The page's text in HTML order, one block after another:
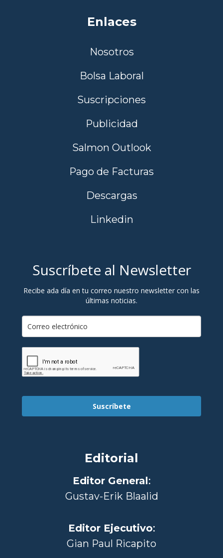
Enlaces
Nosotros
Bolsa Laboral
Suscripciones
Publicidad
Salmon Outlook
Pago de Facturas
Descargas
Linkedin
Suscríbete al Newsletter
Recibe ada día en tu correo nuestro newsletter con las
últimas noticias.
Suscríbete
Editorial
Editor General:
Gustav-Erik Blaalid
Editor Ejecutivo:
Gian Paul Ricapito